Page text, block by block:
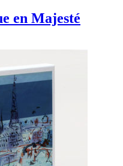
en Majesté